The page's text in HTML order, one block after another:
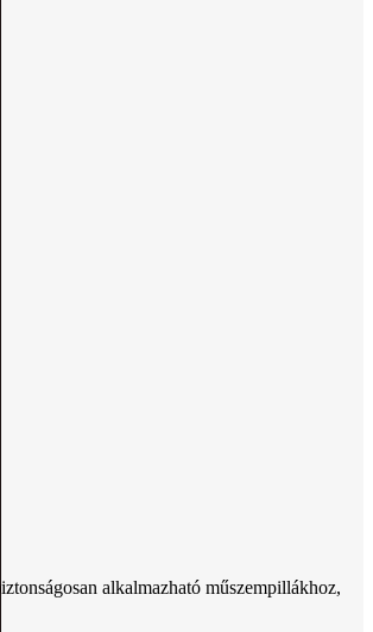
alkalmazható műszempillákhoz,